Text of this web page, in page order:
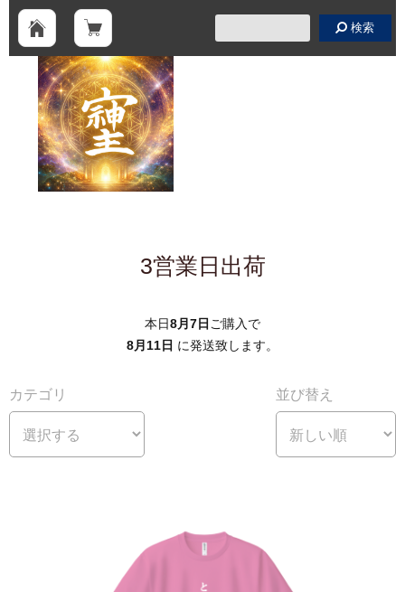
検索
3営業日出荷
本日8月7日 ご購入で
8月11日 に発送致します。
カテゴリ 並び替え